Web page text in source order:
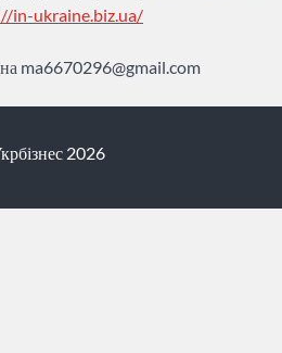
in-ukraine.biz.ua/
ma6670296@gmail.com
2026